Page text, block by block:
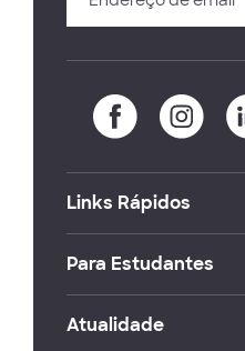
Links Rápidos
Para Estudantes
Atualidade